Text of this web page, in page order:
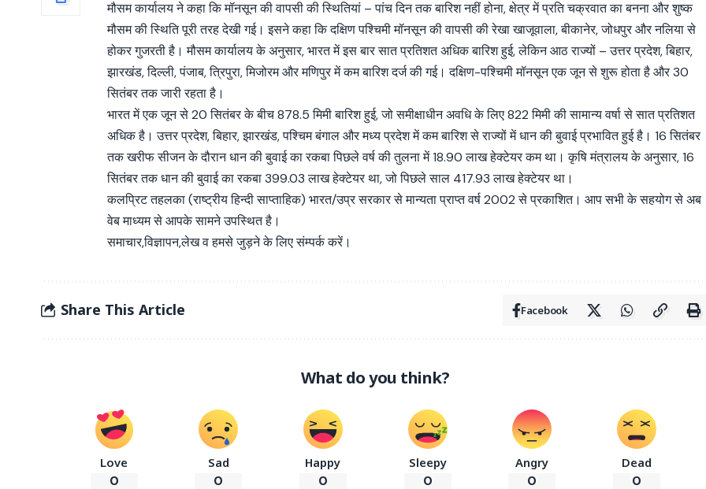
मौसम कार्यालय ने कहा कि मॉनसून की वापसी की स्थितियां – पांच दिन तक बारिश नहीं होना, क्षेत्र में प्रति चक्रवात का बनना और शुष्क
मौसम की स्थिति पूरी तरह देखी गई। इसने कहा कि दक्षिण पश्चिमी मॉनसून की वापसी की रेखा खाजूवाला, बीकानेर, जोधपुर और नलिया से
होकर गुजरती है। मौसम कार्यालय के अनुसार, भारत में इस बार सात प्रतिशत अधिक बारिश हुई, लेकिन आठ राज्यों – उत्तर प्रदेश, बिहार,
झारखंड, दिल्ली, पंजाब, त्रिपुरा, मिजोरम और मणिपुर में कम बारिश दर्ज की गई। दक्षिण-पश्चिमी मॉनसून एक जून से शुरू होता है और 30
सितंबर तक जारी रहता है।
भारत में एक जून से 20 सितंबर के बीच 878.5 मिमी बारिश हुई, जो समीक्षाधीन अवधि के लिए 822 मिमी की सामान्य वर्षा से सात प्रतिशत
अधिक है। उत्तर प्रदेश, बिहार, झारखंड, पश्चिम बंगाल और मध्य प्रदेश में कम बारिश से राज्यों में धान की बुवाई प्रभावित हुई है। 16 सितंबर
तक खरीफ सीजन के दौरान धान की बुवाई का रकबा पिछले वर्ष की तुलना में 18.90 लाख हेक्टेयर कम था। कृषि मंत्रालय के अनुसार, 16
सितंबर तक धान की बुवाई का रकबा 399.03 लाख हेक्टेयर था, जो पिछले साल 417.93 लाख हेक्टेयर था।
कलप्रिट तहलका (राष्ट्रीय हिन्दी साप्ताहिक) भारत/उप्र सरकार से मान्यता प्राप्त वर्ष 2002 से प्रकाशित। आप सभी के सहयोग से अब
वेब माध्यम से आपके सामने उपस्थित है।
समाचार,विज्ञापन,लेख व हमसे जुड़ने के लिए संम्पर्क करें।
Share This Article Facebook
What do you think?
Love
0
Sad
0
Happy
0
Sleepy
0
Angry
0
Dead
0